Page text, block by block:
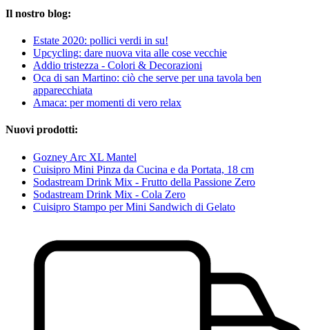
Il nostro blog:
Estate 2020: pollici verdi in su!
Upcycling: dare nuova vita alle cose vecchie
Addio tristezza - Colori & Decorazioni
Oca di san Martino: ciò che serve per una tavola ben
apparecchiata
Amaca: per momenti di vero relax
Nuovi prodotti:
Gozney Arc XL Mantel
Cuisipro Mini Pinza da Cucina e da Portata, 18 cm
Sodastream Drink Mix - Frutto della Passione Zero
Sodastream Drink Mix - Cola Zero
Cuisipro Stampo per Mini Sandwich di Gelato